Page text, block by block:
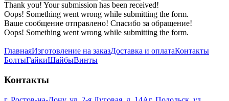
Thank you! Your submission has been received!
Oops! Something went wrong while submitting the form.
Ваше сообщение отправлено! Спасибо за обращение!
Oops! Something went wrong while submitting the form.
ГлавнаяИзготовление на заказДоставка и оплатаКонтакты
БолтыГайкиШайбыВинты
Контакты